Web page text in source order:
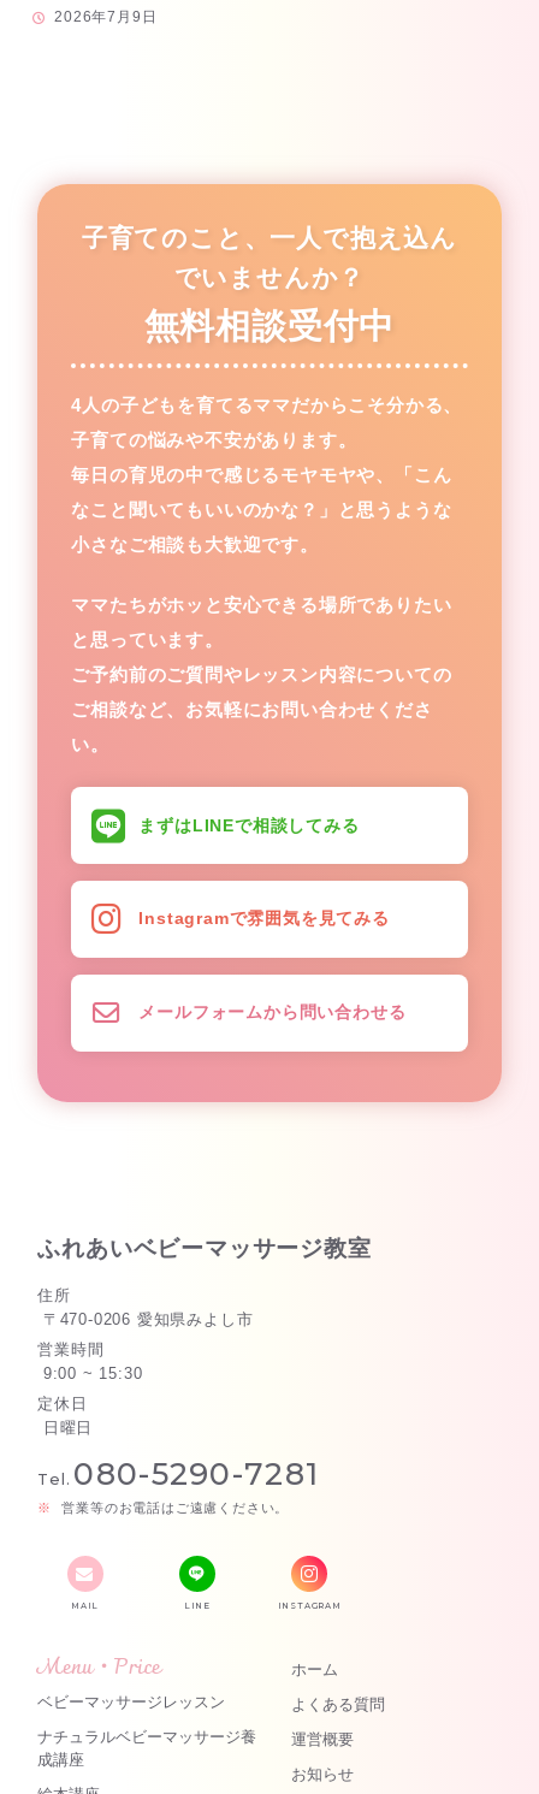
2026年7月9日
子育てのこと、一人で抱え込ん
でいませんか？
無料相談受付中
4人の子どもを育てるママだからこそ分かる、
子育ての悩みや不安があります。
毎日の育児の中で感じるモヤモヤや、「こん
なこと聞いてもいいのかな？」と思うような
小さなご相談も大歓迎です。
ママたちがホッと安心できる場所でありたい
と思っています。
ご予約前のご質問やレッスン内容についての
ご相談など、お気軽にお問い合わせくださ
い。
まずはLINEで相談してみる
Instagramで雰囲気を見てみる
メールフォームから問い合わせる
ふれあいベビーマッサージ教室
住所
〒470-0206 愛知県みよし市
営業時間
9:00 ~ 15:30
定休日
日曜日
Tel. 080-5290-7281
営業等のお電話はご遠慮ください。
MAIL LINE INSTAGRAM
Menu・Price
ベビーマッサージレッスン
ナチュラルベビーマッサージ養
成講座
ホーム
よくある質問
運営概要
お知らせ